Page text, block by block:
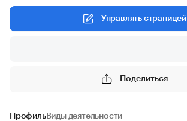
Управлять страницей
Поделиться
ПрофильВиды деятельности